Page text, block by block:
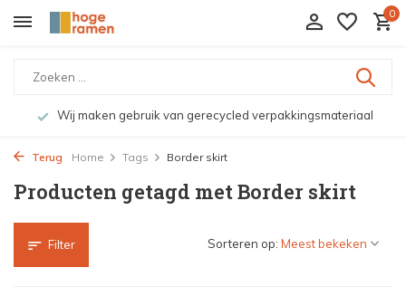
0
Wij maken gebruik van gerecycled verpakkingsmateriaal
Terug Home Tags Border skirt
Producten getagd met Border skirt
Filter Sorteren op: